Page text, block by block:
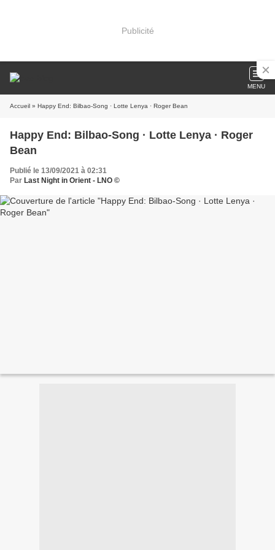
Publicité
MENU
Accueil » Happy End: Bilbao-Song · Lotte Lenya · Roger Bean
Happy End: Bilbao-Song · Lotte Lenya · Roger
Bean
Publié le 13/09/2021 à 02:31
Par Last Night in Orient - LNO ©